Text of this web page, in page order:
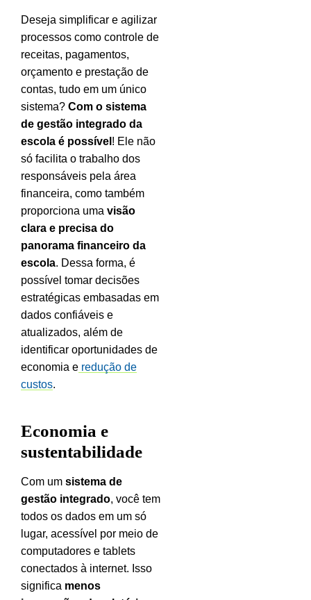
Deseja simplificar e agilizar
processos como controle de
receitas, pagamentos,
orçamento e prestação de
contas, tudo em um único
sistema? Com o sistema
de gestão integrado da
escola é possível ! Ele não
só facilita o trabalho dos
responsáveis pela área
financeira, como também
proporciona uma visão
clara e precisa do
panorama financeiro da
escola. Dessa forma, é
possível tomar decisões
estratégicas embasadas em
dados confiáveis e
atualizados, além de
identificar oportunidades de
economia e redução de
custos.
Economia e
sustentabilidade
Com um sistema de
gestão integrado, você tem
todos os dados em um só
lugar, acessível por meio de
computadores e tablets
conectados à internet. Isso
significa menos